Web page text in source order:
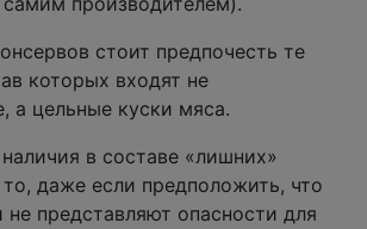
стоит предпочесть те
которых входят не
а цельные куски мяса.
в составе «лишних»
даже если предположить, что
не представляют опасности для